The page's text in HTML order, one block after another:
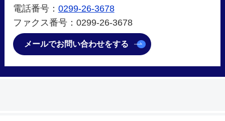
電話番号： 0299-26-3678
ファクス番号：0299-26-3678
メールでお問い合わせをする